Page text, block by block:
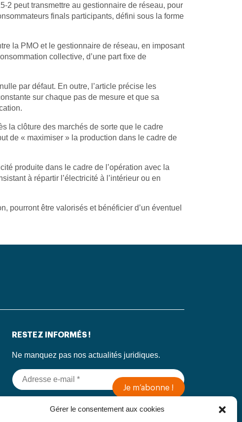
Gérer le consentement aux cookies
2 peut transmettre au gestionnaire de réseau, pour
finals participants, défini sous la forme
la PMO et le gestionnaire de réseau, en imposant
collective, d’une part fixe de
par défaut. En outre, l’article précise les
sur chaque pas de mesure et que sa
la clôture des marchés de sorte que le cadre
de « maximiser » la production dans le cadre de
produite dans le cadre de l’opération avec la
à répartir l’électricité à l’intérieur ou en
pourront être valorisés et bénéficier d’un éventuel
RESTEZ INFORMÉS !
Ne manquez pas nos actualités juridiques.
En soumettant ce formulaire, j’accepte que mes